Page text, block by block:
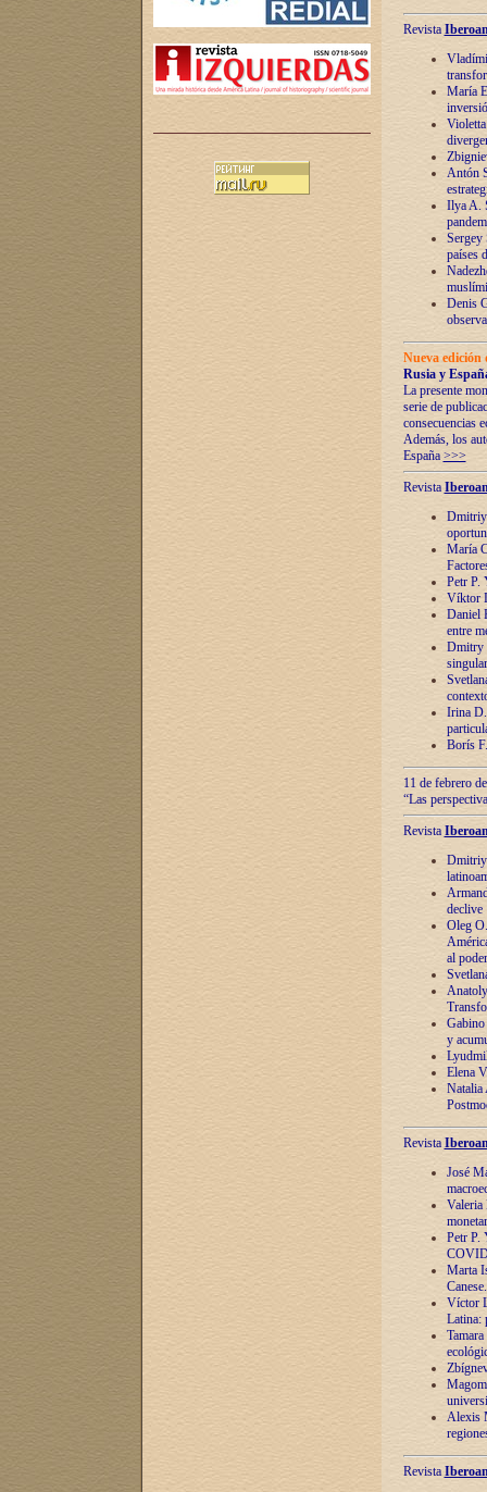
Revista
María
Antón
Ilya A.
Sergey
países
Denis
Nueva
Rusia y
La presente
serie de
consecuencias
Además, los
España >>>
Revista
Dmitriy
María
Petr P.
Víktor
Daniel
entre
Dmitry
Irina
Borís
11 de febrero
“Las
Revista
Dmitriy
declive
Oleg
al poder
y
Elena
Natalia
Revista
José
Valeria
Petr P.
Marta
Víctor
Latina:
Alexis
Revista